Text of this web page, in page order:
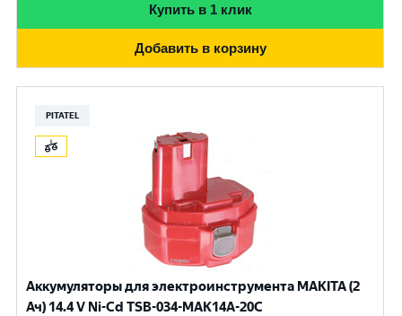
Купить в 1 клик
Добавить в корзину
PITATEL
Аккумуляторы для электроинструмента MAKITA (2
Ач) 14.4 V Ni-Cd TSB-034-MAK14A-20C